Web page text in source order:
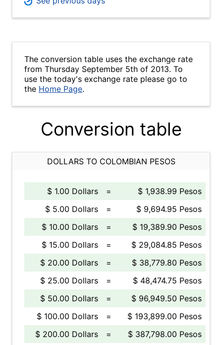
The conversion table uses the exchange rate
from Thursday September 5th of 2013. To
use the today's exchange rate please go to
the Home Page.
Conversion table
DOLLARS TO COLOMBIAN PESOS
$ 1.00 Dollars =
$ 1,938.99 Pesos
$ 5.00 Dollars
=
$ 9,694.95 Pesos
$ 10.00 Dollars
=
$ 19,389.90 Pesos
$ 15.00 Dollars
=
$ 29,084.85 Pesos
$ 20.00 Dollars
=
$ 38,779.80 Pesos
$ 25.00 Dollars
=
$ 48,474.75 Pesos
$ 50.00 Dollars
=
$ 96,949.50 Pesos
$ 100.00 Dollars
=
$ 193,899.00 Pesos
$ 200.00 Dollars
=
$ 387,798.00 Pesos